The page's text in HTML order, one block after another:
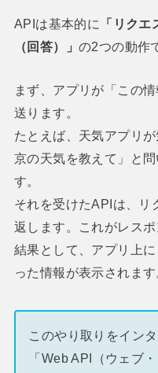
APIは基本的に 「リクエ
（回答）」 の2つの動作
まず、アプリが「この
送ります。
たとえば、天気アプリ
京の天気を教えて」と
す。
それを受けたAPIは、リ
返します。これがレスポ
結果として、アプリ上
った情報が表示されます
このやり取りをイン
「Web API（ウェブ